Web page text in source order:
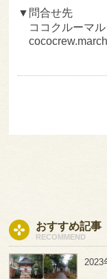
▼問合せ先
ココクルーマル
おすすめ記事
RECOMMEND